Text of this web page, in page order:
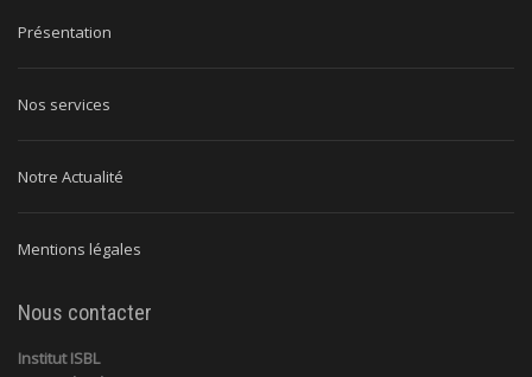
Présentation
Nos services
Notre Actualité
Mentions légales
Nous contacter
Institut ISBL